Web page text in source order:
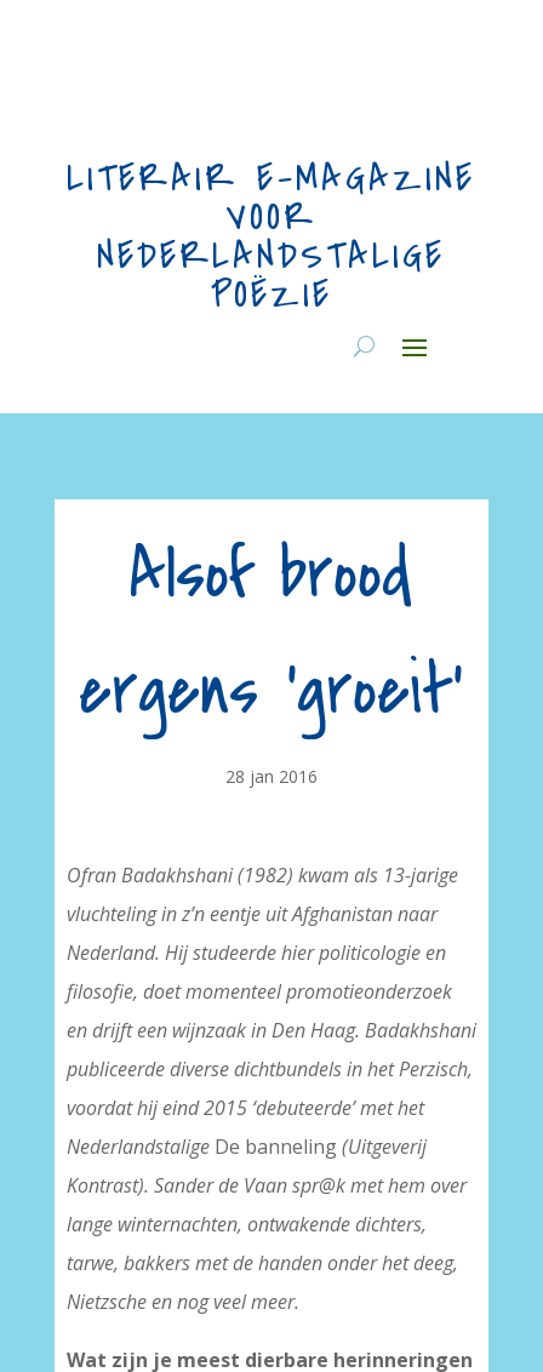
LITERAIR E-MAGAZINE
VOOR
NEDERLANDSTALIGE
POËZIE
Alsof brood
ergens ‘groeit’
28 jan 2016
Ofran Badakhshani (1982) kwam als 13-jarige
vluchteling in z’n eentje uit Afghanistan naar
Nederland. Hij studeerde hier politicologie en
filosofie, doet momenteel promotieonderzoek
en drijft een wijnzaak in Den Haag. Badakhshani
publiceerde diverse dichtbundels in het Perzisch,
voordat hij eind 2015 ‘debuteerde’ met het
Nederlandstalige De banneling(Uitgeverij
Kontrast). Sander de Vaan spr@k met hem over
lange winternachten, ontwakende dichters,
tarwe, bakkers met de handen onder het deeg,
Nietzsche en nog veel meer.
Wat zijn je meest dierbare herinneringen